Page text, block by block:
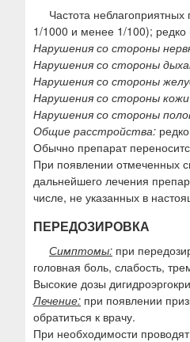
Частота
1/1000 и менее 1/100);
Нарушения со стороны
Нарушения со стороны
Нарушения со стороны
Нарушения со стороны
Нарушения со стороны
Общие расстройства:
Обычно препарат
При появлении отмеченных
дальнейшего лечения
числе, не указанных в
ПЕРЕДОЗИРОВКА
Симптомы: при
головная боль, слабость,
Высокие дозы
Лечение: при появлении
обратиться к врачу.
При необходимости